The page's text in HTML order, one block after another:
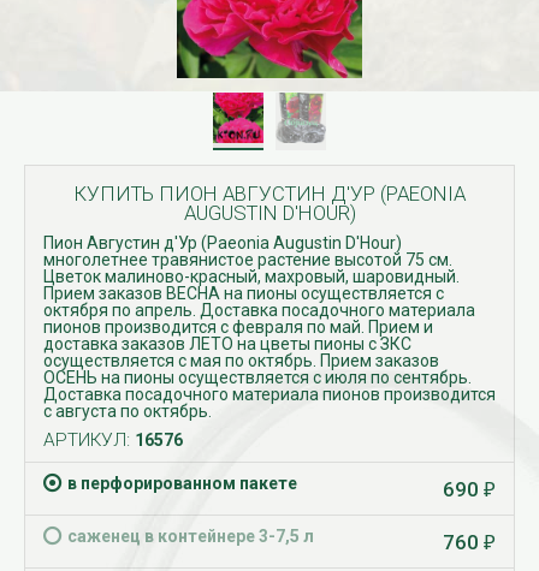
КУПИТЬ ПИОН АВГУСТИН Д'УР (PAEONIA
AUGUSTIN D'HOUR)
Пион Августин д'Ур (Paeonia Augustin D'Hour)
многолетнее травянистое растение высотой 75 см.
Цветок малиново-красный, махровый, шаровидный.
Прием заказов ВЕСНА на пионы осуществляется с
октября по апрель. Доставка посадочного материала
пионов производится с февраля по май. Прием и
доставка заказов ЛЕТО на цветы пионы с ЗКС
осуществляется с мая по октябрь. Прием заказов
ОСЕНЬ на пионы осуществляется с июля по сентябрь.
Доставка посадочного материала пионов производится
с августа по октябрь.
АРТИКУЛ: 16576
в перфорированном пакете 690 ₽
саженец в контейнере 3-7,5 л 760 ₽